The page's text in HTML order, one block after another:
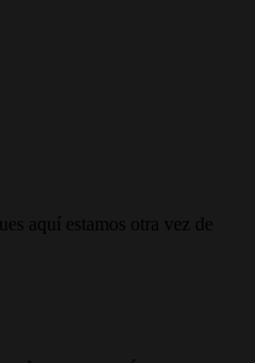
aquí estamos otra vez de